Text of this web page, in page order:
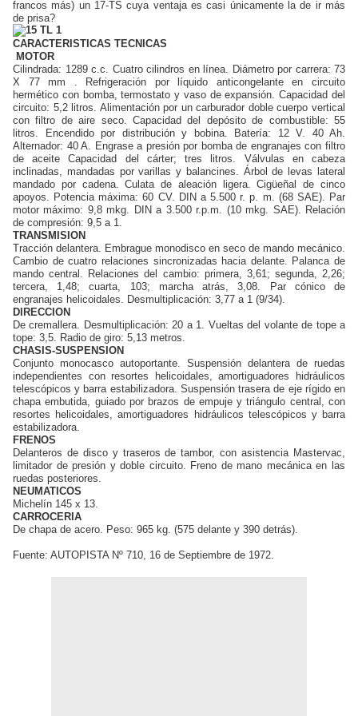
francos más) un 17-TS cuya ventaja es casi únicamente la de ir más
de prisa?
CARACTERISTICAS TECNICAS
MOTOR
Cilindrada: 1289 c.c. Cuatro cilindros en línea. Diámetro por carrera: 73
X 77 mm . Refrigeración por líquido anticongelante en circuito
hermético con bomba, termostato y vaso de expansión. Capacidad del
circuito: 5,2 litros. Alimentación por un carburador doble cuerpo vertical
con filtro de aire seco. Capacidad del depósito de combustible: 55
litros. Encendido por distribución y bobina. Batería: 12 V. 40 Ah.
Alternador: 40 A. Engrase a presión por bomba de engranajes con filtro
de aceite Capacidad del cárter; tres litros. Válvulas en cabeza
inclinadas, mandadas por varillas y balancines. Árbol de levas lateral
mandado por cadena. Culata de aleación ligera. Cigüeñal de cinco
apoyos. Potencia máxima: 60 CV. DIN a 5.500 r. p. m. (68 SAE). Par
motor máximo: 9,8 mkg. DIN a 3.500 r.p.m. (10 mkg. SAE). Relación
de compresión: 9,5 a 1.
TRANSMISION
Tracción delantera. Embrague monodisco en seco de mando mecánico.
Cambio de cuatro relaciones sincronizadas hacia delante. Palanca de
mando central. Relaciones del cambio: primera, 3,61; segunda, 2,26;
tercera, 1,48; cuarta, 103; marcha atrás, 3,08. Par cónico de
engranajes helicoidales. Desmultiplicación: 3,77 a 1 (9/34).
DIRECCION
De cremallera. Desmultiplicación: 20 a 1. Vueltas del volante de tope a
tope: 3,5. Radio de giro: 5,13 metros.
CHASIS-SUSPENSION
Conjunto monocasco autoportante. Suspensión delantera de ruedas
independientes con resortes helicoidales, amortiguadores hidráulicos
telescópicos y barra estabilizadora. Suspensión trasera de eje rígido en
chapa embutida, guiado por brazos de empuje y triángulo central, con
resortes helicoidales, amortiguadores hidráulicos telescópicos y barra
estabilizadora.
FRENOS
Delanteros de disco y traseros de tambor, con asistencia Mastervac,
limitador de presión y doble circuito. Freno de mano mecánica en las
ruedas posteriores.
NEUMATICOS
Michelín 145 x 13.
CARROCERIA
De chapa de acero. Peso: 965 kg. (575 delante y 390 detrás).
Fuente: AUTOPISTA Nº 710, 16 de Septiembre de 1972.